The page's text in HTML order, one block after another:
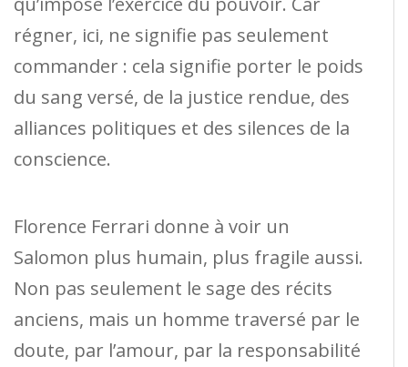
régner, ici, ne signifie pas seulement
commander : cela signifie porter le poids
du sang versé, de la justice rendue, des
alliances politiques et des silences de la
conscience.
Florence Ferrari donne à voir un
Salomon plus humain, plus fragile aussi.
Non pas seulement le sage des récits
anciens, mais un homme traversé par le
doute, par l’amour, par la responsabilité